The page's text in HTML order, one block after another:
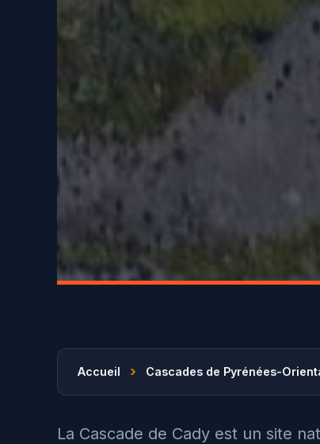
Accueil › Cascades de Pyrénées-
La Cascade de Cady est un site